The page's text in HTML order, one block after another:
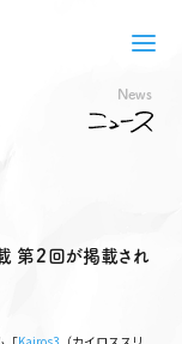
News
第２回が掲載され